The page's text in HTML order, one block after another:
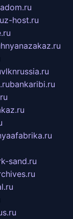
z-host.ru
vlknrussia.ru
bankaribi.ru
sand.ru